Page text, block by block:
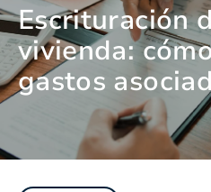
Escrituración
vivienda:
gastos